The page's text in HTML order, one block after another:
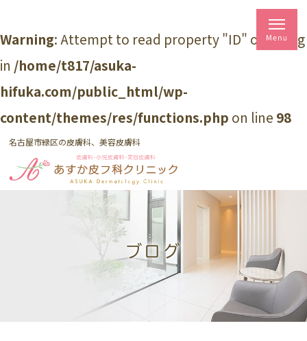
Warning: Attempt to read property "ID" on string
in /home/t817/asuka-
hifuka.com/public_html/wp-
content/themes/res/functions.php on line 98
名古屋市緑区の皮膚科、美容皮膚科
ブログ